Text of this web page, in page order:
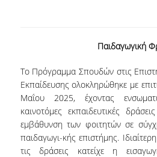
ΕΚΠΑΙΔΕΥΣΗ ΕΝΗΛΙΚΩΝ
ΚΑΙΝΟΤΟΜΕΣ ΔΡΑΣΕΙΣ
ΕΚΠΑΙΔΕΥΟΝΤΑΣ
ΑΠΟ ΤΗΝ ΤΕΧΝΗ -
ΨΗΦΙΑΚΟΣ ΧΩΡΟΣ
Παιδαγωγική
Το Πρόγραμμα Σπουδών στις
Εκπαίδευσης ολοκληρώθηκε με
Μαΐου 2025, έχοντας
καινοτόμες εκπαιδευτικές
εμβάθυνση των φοιτητών σε
παιδαγωγι-κής επιστήμης.
τις δράσεις κατείχε η